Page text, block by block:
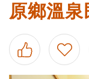
原鄉溫泉